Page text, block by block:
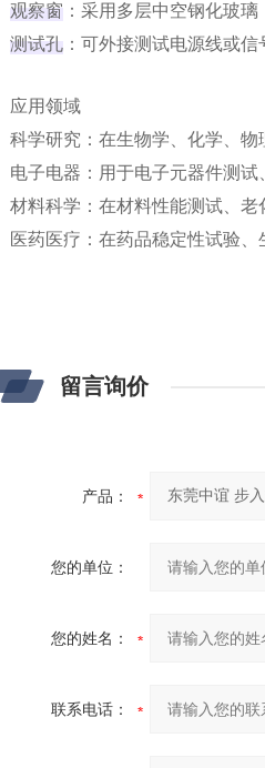
观察窗 ：采用多层中空钢化玻
测试孔 ：可外接测试电源线或信
应用领域
科学研究：在生物学、化学、物
电子电器：用于电子元器件测试
材料科学：在材料性能测试、老
医药‌医疗：在药品稳定性试验
留言询价
产品：
您的单位：
您的姓名：
联系电话：